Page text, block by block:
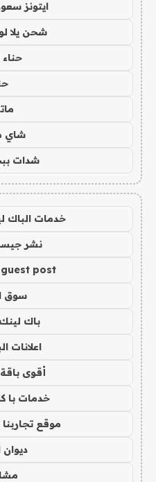
ايتونز
شحن يلا
شاي
شدات
خدمات الباك
نشر
guest post مقال ضيف
سوق
باك لينك
اعلانات
أقوى
خدمات با
موقع